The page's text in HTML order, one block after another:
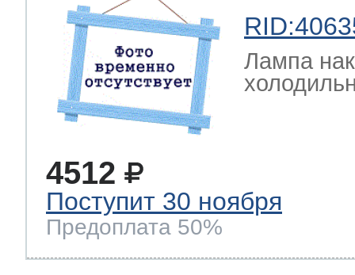
Лампа
4512
Поступит 30 ноября
Предоплата 50%